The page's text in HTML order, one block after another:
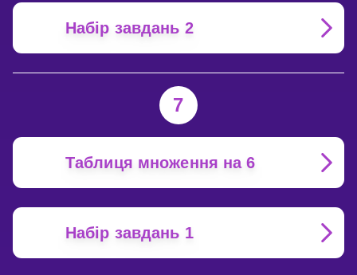
Набір завдань 2
7
Таблиця множення на 6
Набір завдань 1